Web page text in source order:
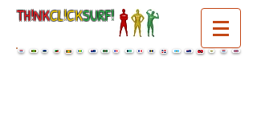
TH!NKCL!CKSURF!